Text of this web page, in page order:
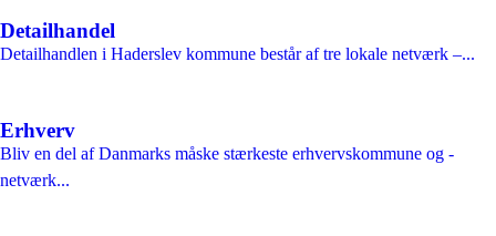
Detailhandel
Detailhandlen i Haderslev kommune består af tre lokale netværk –...
Erhverv
Bliv en del af Danmarks måske stærkeste erhvervskommune og -
netværk...